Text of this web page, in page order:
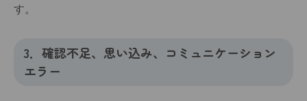
す。
3．確認不足、思い込み、コミュニケーション
エラー